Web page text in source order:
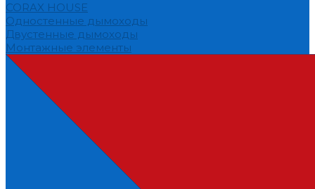
CORAX HOUSE
Одностенные дымоходы
Двустенные дымоходы
Монтажные элементы